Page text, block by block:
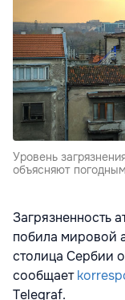
Уровень
объясняют
Загрязненность
побила мировой
столица Сербии
сообщает
Telegraf.